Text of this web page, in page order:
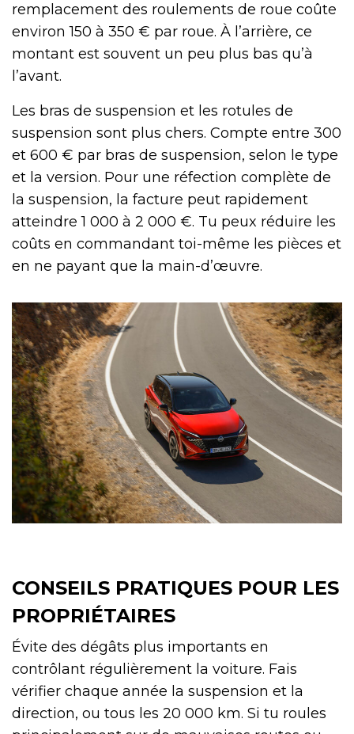
remplacement des roulements de roue coûte
environ 150 à 350 € par roue. À l’arrière, ce
montant est souvent un peu plus bas qu’à
l’avant.
Les bras de suspension et les rotules de
suspension sont plus chers. Compte entre 300
et 600 € par bras de suspension, selon le type
et la version. Pour une réfection complète de
la suspension, la facture peut rapidement
atteindre 1 000 à 2 000 €. Tu peux réduire les
coûts en commandant toi-même les pièces et
en ne payant que la main-d’œuvre.
CONSEILS PRATIQUES POUR LES
PROPRIÉTAIRES
Évite des dégâts plus importants en
contrôlant régulièrement la voiture. Fais
vérifier chaque année la suspension et la
direction, ou tous les 20 000 km. Si tu roules